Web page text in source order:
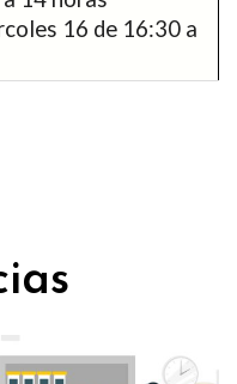
16 de 16:30 a